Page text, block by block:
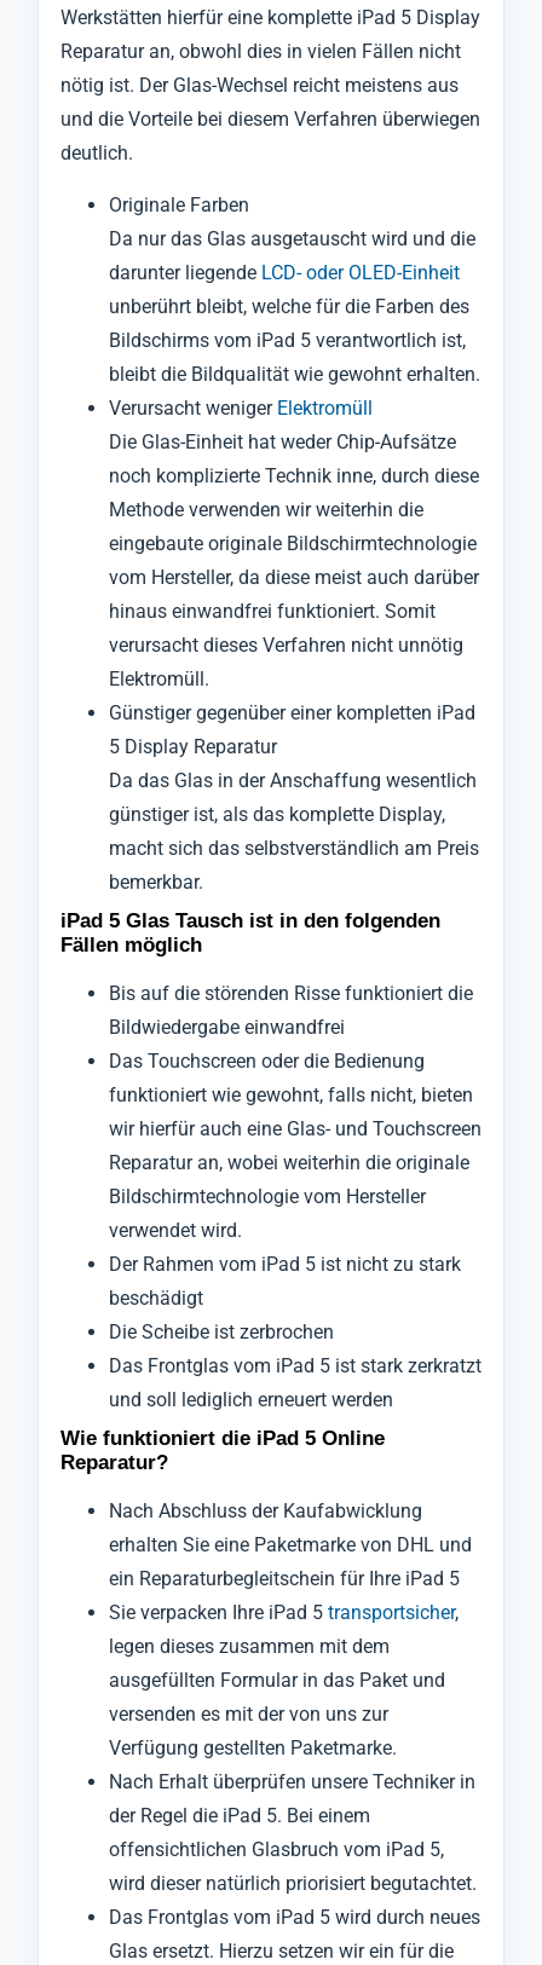
Werkstätten hierfür eine komplette iPad 5 Display
Reparatur an, obwohl dies in vielen Fällen nicht
nötig ist. Der Glas-Wechsel reicht meistens aus
und die Vorteile bei diesem Verfahren überwiegen
deutlich.
Originale Farben
Da nur das Glas ausgetauscht wird und die
darunter liegende LCD- oder OLED-Einheit
unberührt bleibt, welche für die Farben des
Bildschirms vom iPad 5 verantwortlich ist,
bleibt die Bildqualität wie gewohnt erhalten.
Verursacht weniger Elektromüll
Die Glas-Einheit hat weder Chip-Aufsätze
noch komplizierte Technik inne, durch diese
Methode verwenden wir weiterhin die
eingebaute originale Bildschirmtechnologie
vom Hersteller, da diese meist auch darüber
hinaus einwandfrei funktioniert. Somit
verursacht dieses Verfahren nicht unnötig
Elektromüll.
Günstiger gegenüber einer kompletten iPad
5 Display Reparatur
Da das Glas in der Anschaffung wesentlich
günstiger ist, als das komplette Display,
macht sich das selbstverständlich am Preis
bemerkbar.
iPad 5 Glas Tausch ist in den folgenden
Fällen möglich
Bis auf die störenden Risse funktioniert die
Bildwiedergabe einwandfrei
Das Touchscreen oder die Bedienung
funktioniert wie gewohnt, falls nicht, bieten
wir hierfür auch eine Glas- und Touchscreen
Reparatur an, wobei weiterhin die originale
Bildschirmtechnologie vom Hersteller
verwendet wird.
Der Rahmen vom iPad 5 ist nicht zu stark
beschädigt
Die Scheibe ist zerbrochen
Das Frontglas vom iPad 5 ist stark zerkratzt
und soll lediglich erneuert werden
Wie funktioniert die iPad 5 Online
Reparatur?
Nach Abschluss der Kaufabwicklung
erhalten Sie eine Paketmarke von DHL und
ein Reparaturbegleitschein für Ihre iPad 5
Sie verpacken Ihre iPad 5 transportsicher,
legen dieses zusammen mit dem
ausgefüllten Formular in das Paket und
versenden es mit der von uns zur
Verfügung gestellten Paketmarke.
Nach Erhalt überprüfen unsere Techniker in
der Regel die iPad 5. Bei einem
offensichtlichen Glasbruch vom iPad 5,
wird dieser natürlich priorisiert begutachtet.
Das Frontglas vom iPad 5 wird durch neues
Glas ersetzt. Hierzu setzen wir ein für die